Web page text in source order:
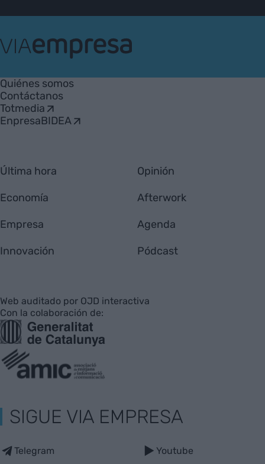
Empresa
Quiénes somos
Contáctanos
Totmedia
EnpresaBIDEA
Última hora
Economía
Empresa
Innovación
Opinión
Afterwork
Agenda
Pódcast
Web auditado por OJD interactiva
Con la colaboración de:
SIGUE VIA EMPRESA
Telegram Youtube